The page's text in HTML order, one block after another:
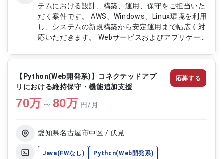
テムにおける設計、構築、運用、保守をご担当いた
だく案件です。 AWS、Windows、Linux環境を利用
し、システムの新規構築から安定運用まで幅広く対
応いただきます。 Webサービスおよびアプリケー
ジションです。 インフラから運用まで一貫して携
わり、サービスの安定稼働を推進していただきま
す。 【作業内容】 ・HPおよびアプリシステムの設
計をご担当いただきます ・AWS、Windows、Linux
環境での構築作業を実施いただきます ・システム
の運用監視および障害対応をご担当いただきます
・システムの安定稼働に向けた運用管理および品質
【Python(Web開発系)】コネクテッドアプ
リにおける維持保守・機能追加支援
70万 〜 80万 円/月
愛知県名古屋市中区 / 伏見
Java(FWなし) Python(Web開発系)
応募する